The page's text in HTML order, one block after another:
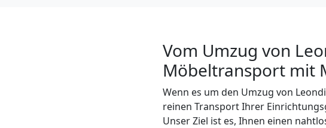
Vom Umzug von
Möbeltransport mit
Wenn es um den Umzug von
reinen Transport Ihrer
Unser Ziel ist es, Ihnen einen